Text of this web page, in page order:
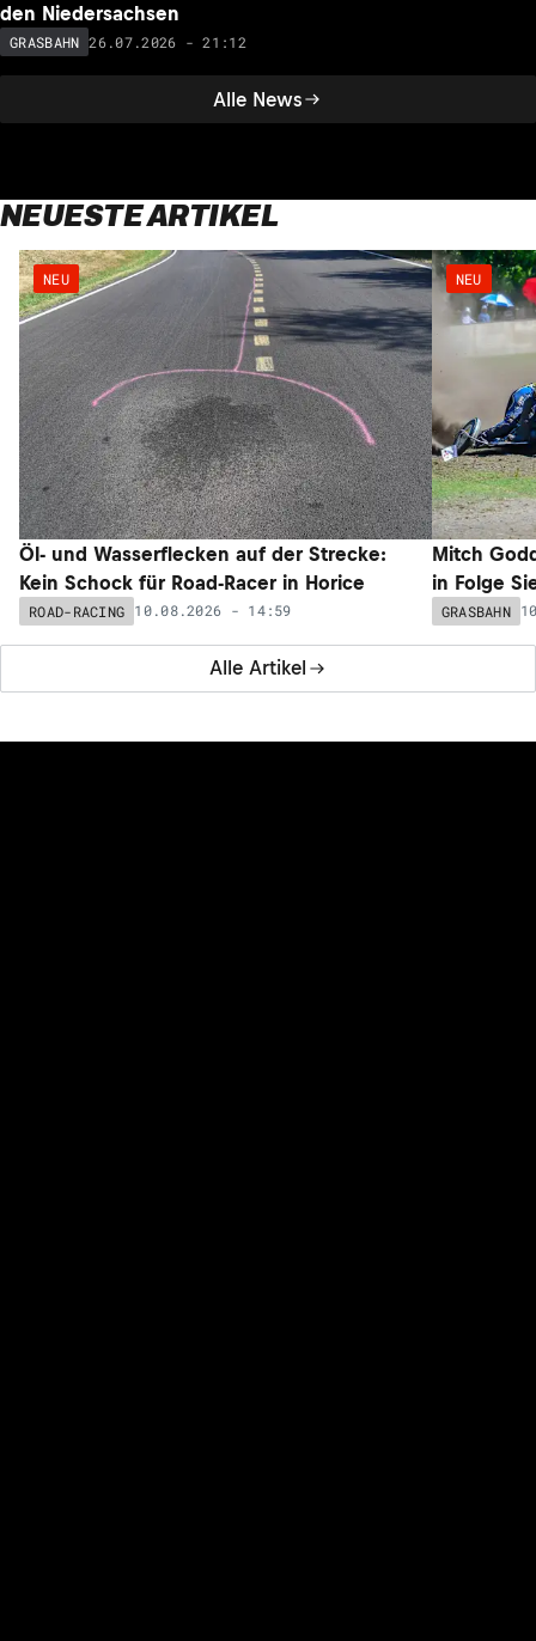
Alle News
den Niedersachsen
GRASBAHN 26.07.2026 - 21:12
NEUESTE ARTIKEL
Alle Artikel
NEU
Öl- und Wasserflecken auf der Strecke:
Kein Schock für Road-Racer in Horice
ROAD-RACING 10.08.2026 - 14:59
NEU
Mitch
in Folge
GRASBAHN